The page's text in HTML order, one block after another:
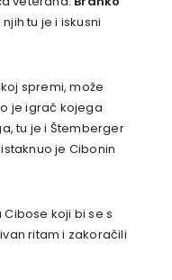
njih tu je i iskusni
spremi, može
je igrač kojega
tu je i Štemberger
je Cibonin
koji bi se s
ritam i zakoračili